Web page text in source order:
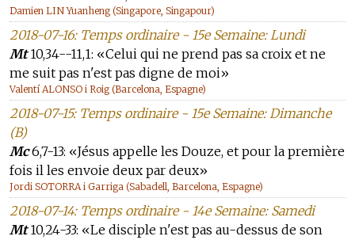
Damien LIN Yuanheng (Singapore, Singapour)
2018-07-16: Temps ordinaire - 15e Semaine: Lundi
Mt10,34--11,1: «Celui qui ne prend pas sa croix et ne
me suit pas n'est pas digne de moi»
Valentí ALONSO i Roig (Barcelona, Espagne)
2018-07-15: Temps ordinaire - 15e Semaine: Dimanche
(B)
Mc6,7-13: «Jésus appelle les Douze, et pour la première
fois il les envoie deux par deux»
Jordi SOTORRA i Garriga (Sabadell, Barcelona, Espagne)
2018-07-14: Temps ordinaire - 14e Semaine: Samedi
Mt10,24-33: «Le disciple n'est pas au-dessus de son